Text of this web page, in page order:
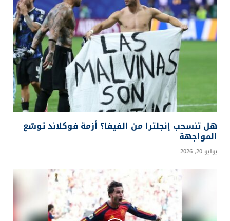
هل تنسحب إنجلترا من الفيفا؟ أزمة فوكلاند توسّع
المواجهة
يوليو 20, 2026